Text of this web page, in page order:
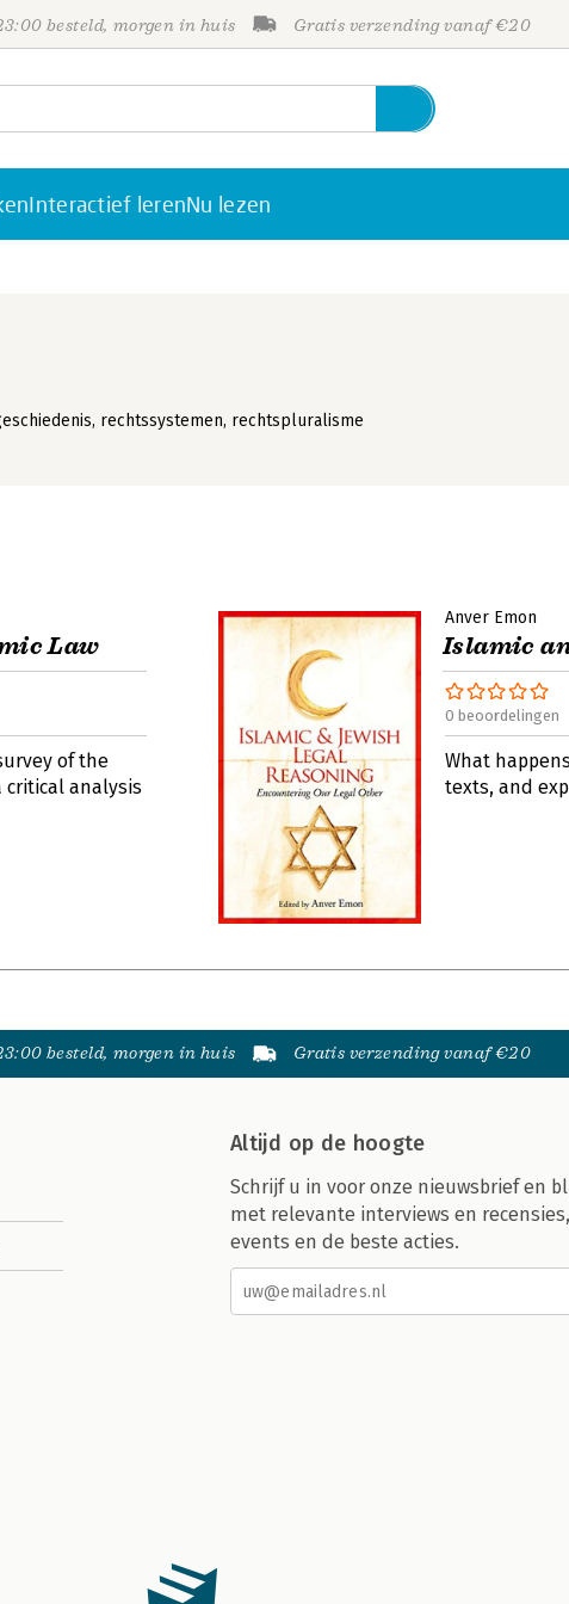
besteld, morgen in huis Gratis verzending vanaf €20
Interactief lerenNu lezen
rechtssystemen, rechtspluralisme
Law
of the
critical analysis
Anver Emon
Islamic
0 beoordelingen
What
texts, and
besteld, morgen in huis Gratis verzending vanaf €20
Altijd op de hoogte
Schrijf u in voor onze nieuwsbrief en
met relevante interviews en
events en de beste acties.
Personen